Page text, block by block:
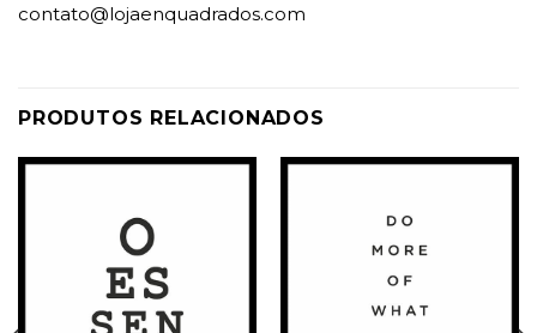
contato@lojaenquadrados.com
PRODUTOS RELACIONADOS
Adicionar
Adicionar